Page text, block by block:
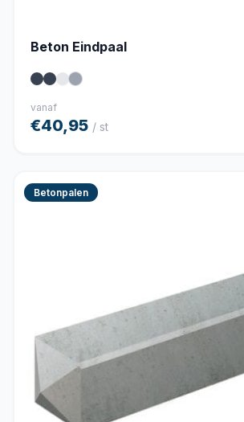
Beton Eindpaal
vanaf
€40,95 / st
Betonpalen